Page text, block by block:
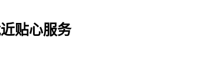
贴心服务